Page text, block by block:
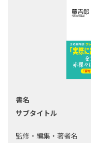
書名
サブタイトル
監修・編集・著者名